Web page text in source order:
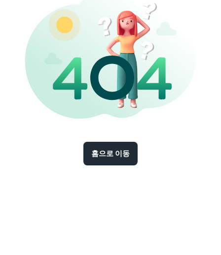
홈으로 이동